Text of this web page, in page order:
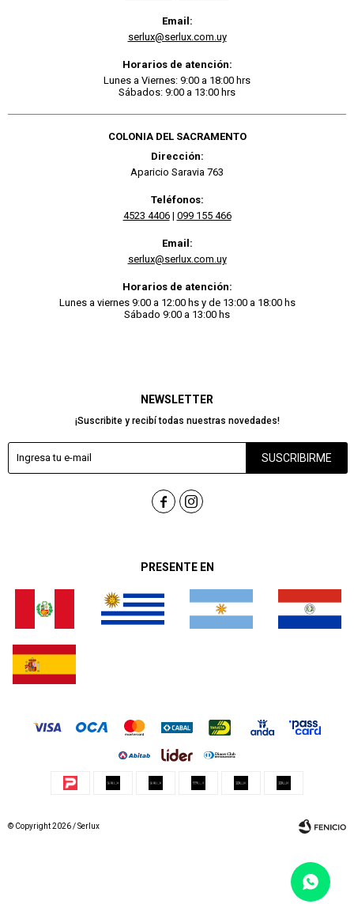
PRESENTE EN
NEWSLETTER
¡Suscribite y recibí todas nuestras novedades!
SUSCRIBIRME
 
Email:
serlux@serlux.com.uy
Horarios de atención:
Lunes a Viernes: 9:00 a 18:00 hrs
Sábados: 9:00 a 13:00 hrs
COLONIA DEL SACRAMENTO
Dirección:
Aparicio Saravia 763
Teléfonos:
4523 4406| 099 155 466
Email:
serlux@serlux.com.uy
Horarios de atención:
Lunes a viernes 9:00 a 12:00 hs y de 13:00 a 18:00 hs
Sábado 9:00 a 13:00 hs
© Copyright 2026 / Serlux